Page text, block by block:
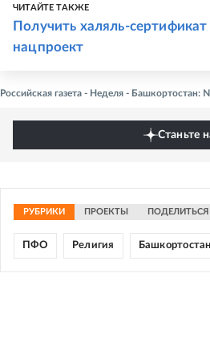
ЧИТАЙТЕ ТАКЖЕ
Получить халяль-
нацпроект
Российская газета - Неделя - Башкортостан:
Станьте
РУБРИКИ ПРОЕКТЫ ПОДЕЛИТЬСЯ
ПФО Религия Башкортостан